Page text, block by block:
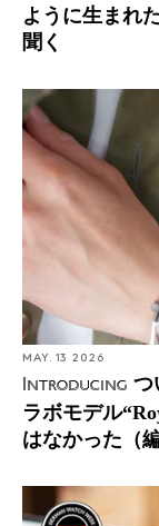
ように生まれ
聞く
MAY. 13 2026
Introducing つ
ラボモデル
はなかった（